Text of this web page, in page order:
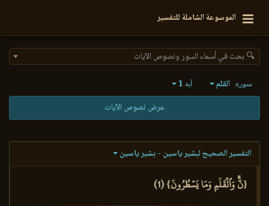
الموسوعة الشاملة للتفسير
🔍 بحث في أسماء السور ونصوص الآيات
سورة القلم آية 1
عرض نصوص الآيات
التفسير الصحيح لبشير ياسين - بشير ياسين
{نٓۚ وَٱلۡقَلَمِ وَمَا يَسۡطُرُونَ} (1)